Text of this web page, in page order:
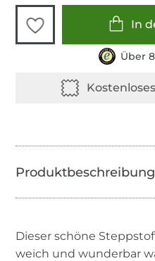
In
Über
Dieser schöne
weich und wunderbar